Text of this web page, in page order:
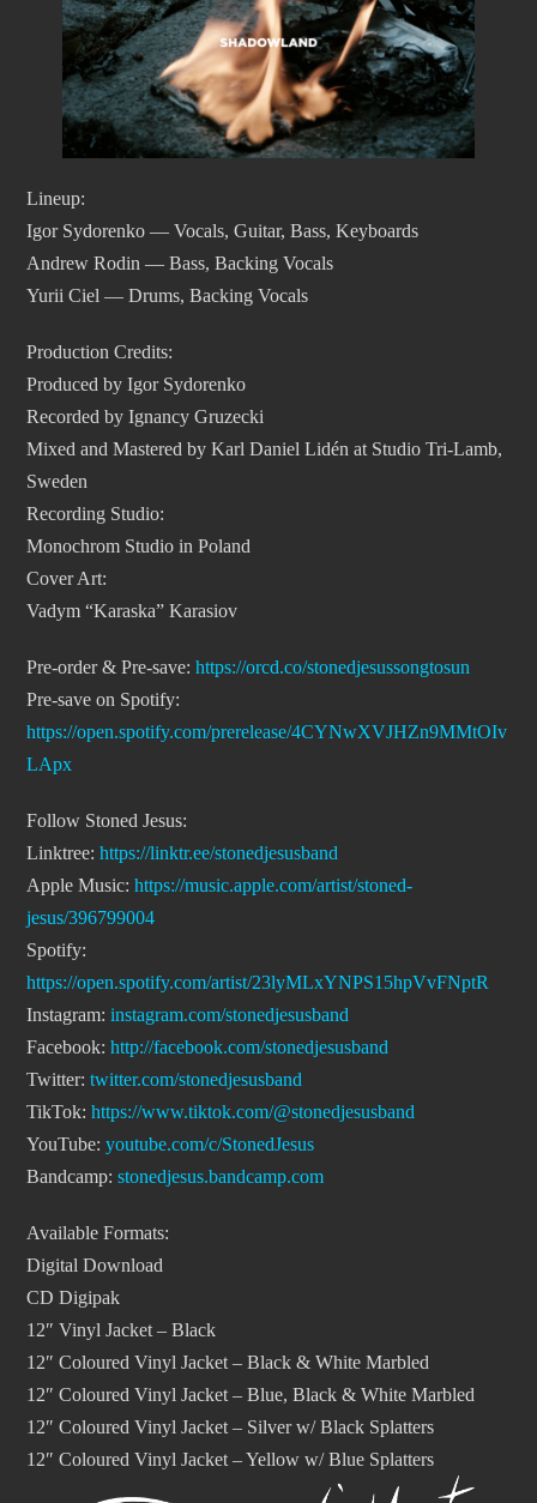
Lineup:
Igor Sydorenko — Vocals, Guitar, Bass, Keyboards
Andrew Rodin — Bass, Backing Vocals
Yurii Ciel — Drums, Backing Vocals
Production Credits:
Produced by Igor Sydorenko
Recorded by Ignancy Gruzecki
Mixed and Mastered by Karl Daniel Lidén at Studio Tri-Lamb,
Sweden
Recording Studio:
Monochrom Studio in Poland
Cover Art:
Vadym “Karaska” Karasiov
Pre-order & Pre-save: https://orcd.co/stonedjesussongtosun
Pre-save on Spotify:
https://open.spotify.com/prerelease/4CYNwXVJHZn9MMtOIv
LApx
Follow Stoned Jesus:
Linktree: https://linktr.ee/stonedjesusband
Apple Music: https://music.apple.com/artist/stoned-
jesus/396799004
Spotify:
https://open.spotify.com/artist/23lyMLxYNPS15hpVvFNptR
Instagram: instagram.com/stonedjesusband
Facebook: http://facebook.com/stonedjesusband
Twitter: twitter.com/stonedjesusband
TikTok: https://www.tiktok.com/@stonedjesusband
YouTube: youtube.com/c/StonedJesus
Bandcamp: stonedjesus.bandcamp.com
Available Formats:
Digital Download
CD Digipak
12″ Vinyl Jacket – Black
12″ Coloured Vinyl Jacket – Black & White Marbled
12″ Coloured Vinyl Jacket – Blue, Black & White Marbled
12″ Coloured Vinyl Jacket – Silver w/ Black Splatters
12″ Coloured Vinyl Jacket – Yellow w/ Blue Splatters